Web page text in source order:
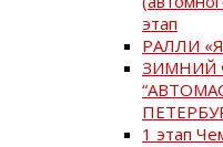
этап
РАЛЛИ
ЗИМНИЙ
1 этап